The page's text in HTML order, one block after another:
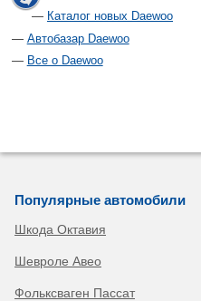
Каталог новых Daewoo
Автобазар Daewoo
Все о Daewoo
Популярные автомобили
Шкода Октавия
Шевроле Авео
Фольксваген Пассат